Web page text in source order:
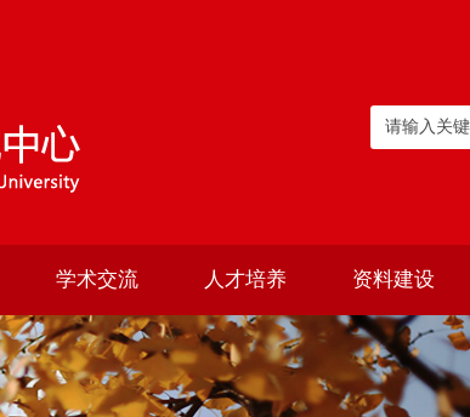
学术交流 人才培养 资料建设